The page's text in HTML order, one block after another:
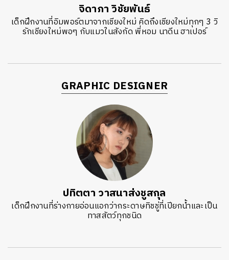
จิดาภา วิชัยพันธ์
เด็กฝึกงานที่อิมพอร์ตมาจากเชียงใหม่ คิดถึงเชียงใหม่ทุกๆ 3 วิ
รักเชียงใหม่พอๆ กับแมวในสังกัด พี่หอม นาดีน ฮาเปอร์
GRAPHIC DESIGNER
ปทิตตา วาสนาส่งชูสกุล
เด็กฝึกงานที่ร่างกายอ่อนแอกว่ากระดาษทิชชู่ที่เปียกน้ำและเป็น
ทาสสัตว์ทุกชนิด